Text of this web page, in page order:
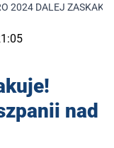
2024 DALEJ
nad